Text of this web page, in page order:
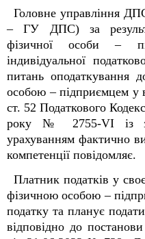
Головне управління
– ГУ ДПС) за
фізичної особи –
індивідуальної
питань оподаткування
особою – підприємцем у
ст. 52 Податкового
року № 2755-VI із
урахуванням фактично
компетенції повідомляє.
Платник податків у
фізичною особою –
податку та планує
відповідно до